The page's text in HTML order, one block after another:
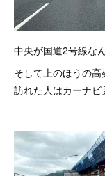
中央が国道2号線な
そして上のほうの
訪れた人はカーナビ